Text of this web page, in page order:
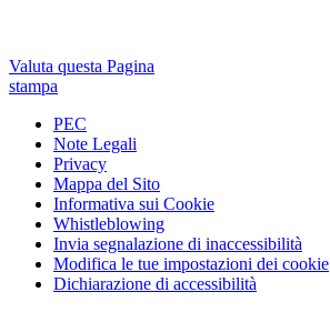
Valuta questa Pagina
stampa
PEC
Note Legali
Privacy
Mappa del Sito
Informativa sui Cookie
Whistleblowing
Invia segnalazione di inaccessibilità
Modifica le tue impostazioni dei cookie
Dichiarazione di accessibilità